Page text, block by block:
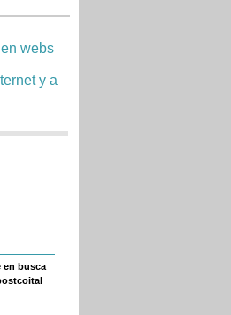
en busca